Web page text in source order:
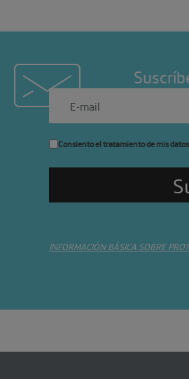
Consiento el tratamiento de mis
INFORMACIÓN BÁSICA SOBRE